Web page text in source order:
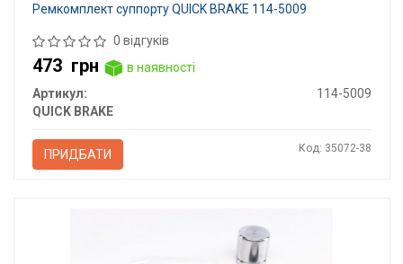
Ремкомплект суппорту QUICK BRAKE 114-5009
0 відгуків
473 грн
в наявності
Артикул:
114-5009
QUICK BRAKE
ПРИДБАТИ Код: 35072-38